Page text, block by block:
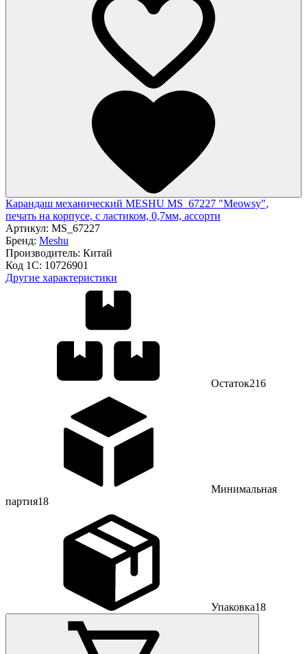
Карандаш механический MESHU MS_67227 "Meowsy",
печать на корпусе, с ластиком, 0,7мм, ассорти
Артикул: MS_67227
Бренд: Meshu
Производитель: Китай
Код 1С: 10726901
Другие характеристики
Остаток216
Минимальная
партия18
Упаковка18